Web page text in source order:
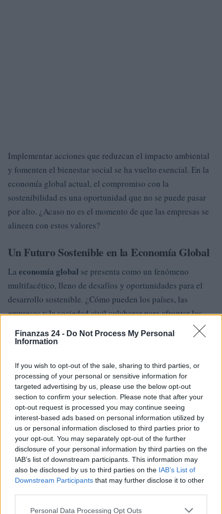
Finanzas 24 - Do Not Process My Personal
Information
If you wish to opt-out of the sale, sharing to third parties, or
processing of your personal or sensitive information for
targeted advertising by us, please use the below opt-out
section to confirm your selection. Please note that after your
opt-out request is processed you may continue seeing
interest-based ads based on personal information utilized by
us or personal information disclosed to third parties prior to
your opt-out. You may separately opt-out of the further
disclosure of your personal information by third parties on the
IAB’s list of downstream participants. This information may
also be disclosed by us to third parties on the IAB’s List of
Downstream Participants that may further disclose it to other
Please note that this website/app uses one or more Google
Personal Data Processing Opt Outs
Implementar acciones que reduzcan el impacto ambiental
y fomenten el bienestar social se ha vuelto esencial. En la
economía global actual, el compromiso con la
sostenibilidad es una oportunidad que no se puede pasar
por alto. ¿Acaso no es el momento de que las empresas se
alineen con estos valores?
Un Futuro Sostenible en la Economía Global
La economía global se presenta como un fenómeno
multifacético, lleno de desafíos y oportunidades para el
desarrollo sostenible. ¿Cómo pueden los países, las
empresas y la sociedad civil colaborar para afrontar los
problemas que surgen de esta interconexión? Al trabajar
juntos, no solo es posible mitigar el daño ambiental y
más justo y sostenible para todos.
La clave de este proceso radica en lacolaboracióny la
innovación. Estos elementos son esenciales para navegar
por las aguas turbulentas de la economía global. La
interdependencia entre las naciones exige un enfoque
colectivo. ¿Estamos listos para asumir este reto y
aprovechar las oportunidades que se presentan?